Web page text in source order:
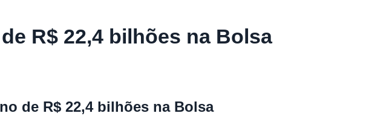
R$ 22,4 bilhões na Bolsa
de R$ 22,4 bilhões na Bolsa